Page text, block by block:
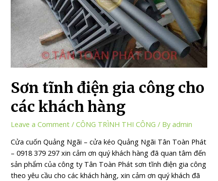
Sơn tĩnh điện gia công cho
các khách hàng
Leave a Comment /CÔNG TRÌNH THI CÔNG / Byadmin
Cửa cuốn Quảng Ngãi – cửa kéo Quảng Ngãi Tân Toàn Phát
– 0918 379 297 xin cảm ơn quý khách hàng đã quan tâm đến
sản phẩm của công ty Tân Toàn Phát sơn tĩnh điện gia công
theo yêu cầu cho các khách hàng, xin cảm ơn quý khách đã